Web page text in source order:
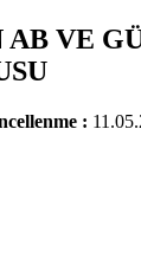
AB VE
: